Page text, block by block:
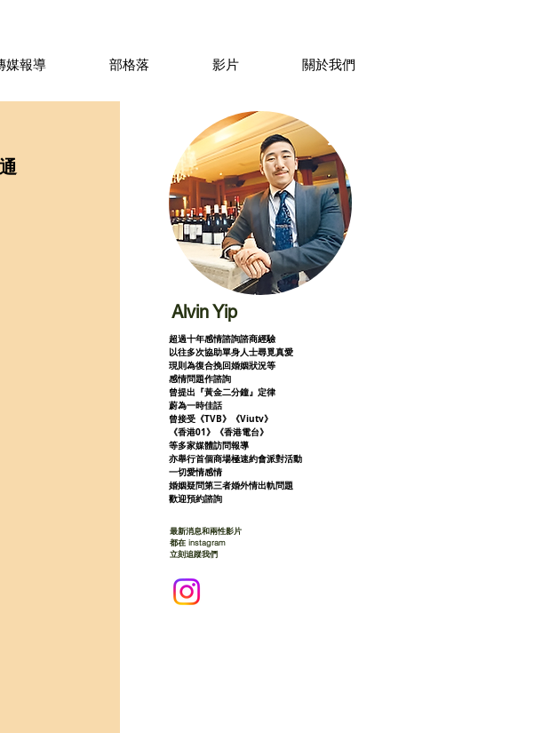
媒報導 部格落 影片 關於我們
Alvin Yip
超過十年感情諮詢諮商經驗
以往多次協助單身人士尋覓真愛
現則為復合挽回婚姻狀況等
感情問題作諮詢
曾提出『黃金二分鐘』定律
蔚為一時佳話
曾接受《TVB》《Viutv》
《香港01》
《香港電台》
等多家媒體訪問報導
亦舉行首個商場極速約會派對活動
一切愛情感情
婚姻疑問第三者婚外情出軌問題
歡迎預約諮詢
最新消息和兩性影片
都在 instagram
立刻追蹤我們